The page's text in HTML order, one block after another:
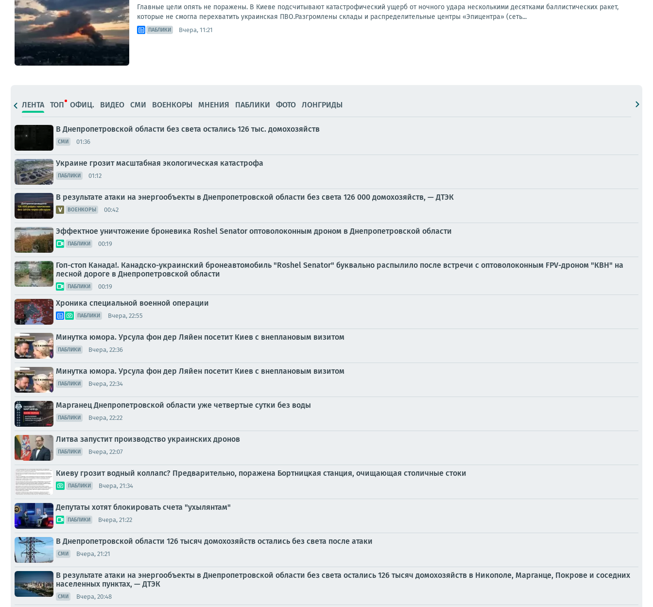
Главные цели опять не поражены. В Киеве подсчитывают катастрофический ущерб от ночного удара несколькими десятками баллистических ракет,
которые не смогла перехватить украинская ПВО.Разгромлены склады и распределительные центры «Эпицентра» (сеть...
ПАБЛИКИ Вчера, 11:21
ЛЕНТА ТОП ОФИЦ. ВИДЕО СМИ ВОЕНКОРЫ МНЕНИЯ ПАБЛИКИ ФОТО ЛОНГРИДЫ
В Днепропетровской области без света остались 126 тыс. домохозяйств
СМИ 01:36
Украине грозит масштабная экологическая катастрофа
ПАБЛИКИ 01:12
В результате атаки на энергообъекты в Днепропетровской области без света 126 000 домохозяйств, — ДТЭК
ВОЕНКОРЫ 00:42
Эффектное уничтожение броневика Roshel Senator оптоволоконным дроном в Днепропетровской области
ПАБЛИКИ 00:19
Гоп-стоп Канада!. Канадско-украинский бронеавтомобиль "Roshel Senator" буквально распылило после встречи с оптоволоконным FPV-дроном "КВН" на
лесной дороге в Днепропетровской области
ПАБЛИКИ 00:19
Хроника специальной военной операции
ПАБЛИКИ Вчера, 22:55
Минутка юмора. Урсула фон дер Ляйен посетит Киев с внеплановым визитом
ПАБЛИКИ Вчера, 22:36
Минутка юмора. Урсула фон дер Ляйен посетит Киев с внеплановым визитом
ПАБЛИКИ Вчера, 22:34
Марганец Днепропетровской области уже четвертые сутки без воды
ПАБЛИКИ Вчера, 22:22
Литва запустит производство украинских дронов
ПАБЛИКИ Вчера, 22:07
Киеву грозит водный коллапс? Предварительно, поражена Бортницкая станция, очищающая столичные стоки
ПАБЛИКИ Вчера, 21:34
Депутаты хотят блокировать счета "ухылянтам"
ПАБЛИКИ Вчера, 21:22
В Днепропетровской области 126 тысяч домохозяйств остались без света после атаки
СМИ Вчера, 21:21
В результате атаки на энергообъекты в Днепропетровской области без света остались 126 тысяч домохозяйств в Никополе, Марганце, Покрове и соседних
населенных пунктах, — ДТЭК
СМИ Вчера, 20:48